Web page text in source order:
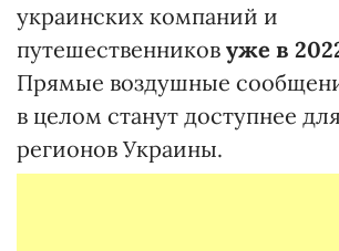
украинских компаний и
путешественников уже в
Прямые воздушные
в целом станут доступнее
регионов Украины.